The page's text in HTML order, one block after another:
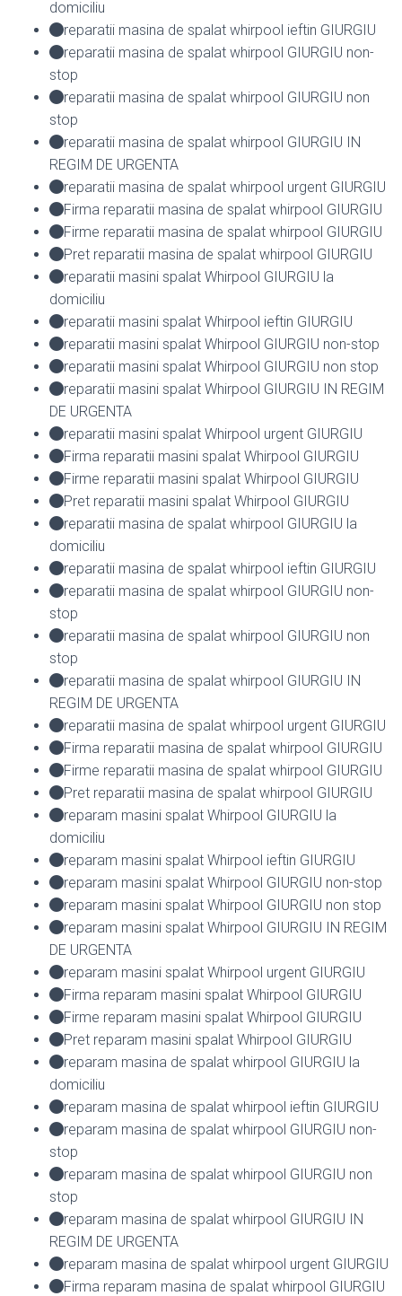
domiciliu
reparatii masina de spalat whirpool ieftin GIURGIU
reparatii masina de spalat whirpool GIURGIU non-
stop
reparatii masina de spalat whirpool GIURGIU non
stop
reparatii masina de spalat whirpool GIURGIU IN
REGIM DE URGENTA
reparatii masina de spalat whirpool urgent GIURGIU
Firma reparatii masina de spalat whirpool GIURGIU
Firme reparatii masina de spalat whirpool GIURGIU
Pret reparatii masina de spalat whirpool GIURGIU
reparatii masini spalat Whirpool GIURGIU la
domiciliu
reparatii masini spalat Whirpool ieftin GIURGIU
reparatii masini spalat Whirpool GIURGIU non-stop
reparatii masini spalat Whirpool GIURGIU non stop
reparatii masini spalat Whirpool GIURGIU IN REGIM
DE URGENTA
reparatii masini spalat Whirpool urgent GIURGIU
Firma reparatii masini spalat Whirpool GIURGIU
Firme reparatii masini spalat Whirpool GIURGIU
Pret reparatii masini spalat Whirpool GIURGIU
reparatii masina de spalat whirpool GIURGIU la
domiciliu
reparatii masina de spalat whirpool ieftin GIURGIU
reparatii masina de spalat whirpool GIURGIU non-
stop
reparatii masina de spalat whirpool GIURGIU non
stop
reparatii masina de spalat whirpool GIURGIU IN
REGIM DE URGENTA
reparatii masina de spalat whirpool urgent GIURGIU
Firma reparatii masina de spalat whirpool GIURGIU
Firme reparatii masina de spalat whirpool GIURGIU
Pret reparatii masina de spalat whirpool GIURGIU
reparam masini spalat Whirpool GIURGIU la
domiciliu
reparam masini spalat Whirpool ieftin GIURGIU
reparam masini spalat Whirpool GIURGIU non-stop
reparam masini spalat Whirpool GIURGIU non stop
reparam masini spalat Whirpool GIURGIU IN REGIM
DE URGENTA
reparam masini spalat Whirpool urgent GIURGIU
Firma reparam masini spalat Whirpool GIURGIU
Firme reparam masini spalat Whirpool GIURGIU
Pret reparam masini spalat Whirpool GIURGIU
reparam masina de spalat whirpool GIURGIU la
domiciliu
reparam masina de spalat whirpool ieftin GIURGIU
reparam masina de spalat whirpool GIURGIU non-
stop
reparam masina de spalat whirpool GIURGIU non
stop
reparam masina de spalat whirpool GIURGIU IN
REGIM DE URGENTA
reparam masina de spalat whirpool urgent GIURGIU
Firma reparam masina de spalat whirpool GIURGIU